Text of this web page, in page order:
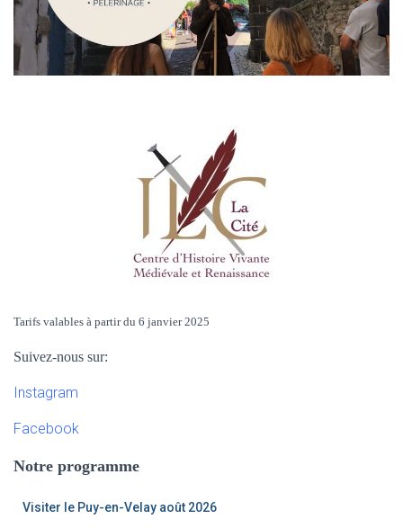
Tarifs valables à partir du 6 janvier 2025
Suivez-nous sur:
Instagram
Facebook
Notre programme
Visiter le Puy-en-Velay août 2026